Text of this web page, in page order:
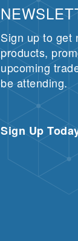
Sign up to get
products,
upcoming
be attending.
Sign Up